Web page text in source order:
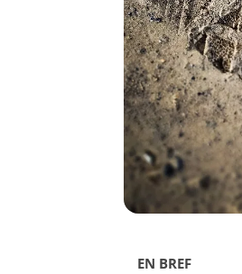
EN BREF